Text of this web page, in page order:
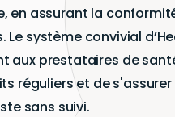
en assurant la
système convivial
aux prestataires de
réguliers et de s'assurer
sans suivi.